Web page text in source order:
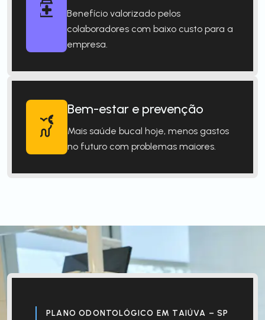
Benefício valorizado pelos
colaboradores com baixo custo para a
empresa.
Bem-estar e prevenção
Mais saúde bucal hoje, menos gastos
no futuro com problemas maiores.
PLANO ODONTOLÓGICO EM TAIÚVA – SP